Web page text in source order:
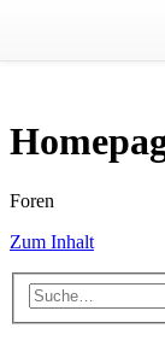
Foren
Zum Inhalt